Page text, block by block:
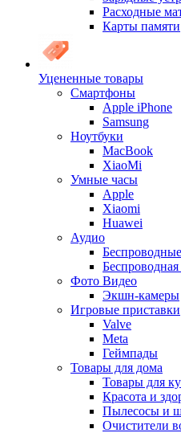
Расходные
Карты памяти
Уцененные товары
Cмартфоны
Apple iPhone
Samsung
Ноутбуки
MacBook
XiaoMi
Умные часы
Apple
Xiaomi
Huawei
Аудио
Беспроводная
Фото Видео
Экшн-камеры
Игровые приставки
Valve
Meta
Геймпады
Товары для дома
Товары для
Красота и
Пылесосы и
Очистители